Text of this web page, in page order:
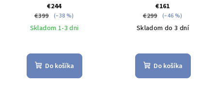
€244
€399 (–38 %)
Skladom 1-3 dni
Do košíka
€161
€299 (–46 %)
Skladom do 3 dní
Do košíka